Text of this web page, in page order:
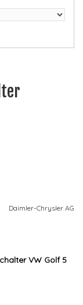
Daimler-Chrysler AG
VW Golf 5